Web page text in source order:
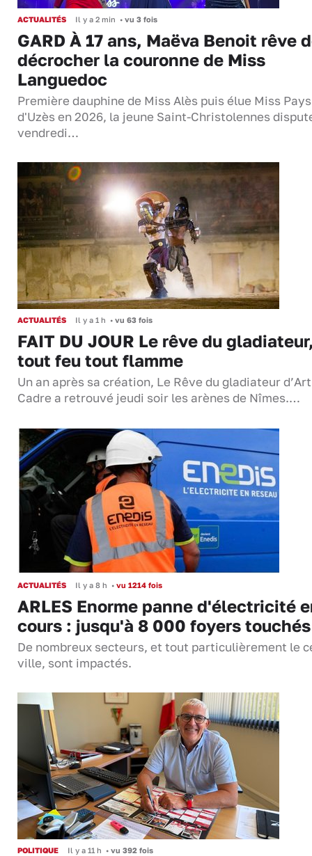
ACTUALITÉS Il y a 2 min • vu 3 fois
GARD À 17 ans, Maëva Benoit rêve
décrocher la couronne de Miss
Languedoc
Première dauphine de Miss Alès puis élue Miss Pays
d'Uzès en 2026, la jeune Saint-Christolennes
vendredi…
ACTUALITÉS Il y a 1 h • vu 63 fois
FAIT DU JOUR Le rêve du
tout feu tout flamme
Un an après sa création, Le Rêve du gladiateur
Cadre a retrouvé jeudi soir les arènes de Nîmes.…
ACTUALITÉS Il y a 8 h • vu 1214 fois
ARLES Enorme panne d'électricité
cours : jusqu'à 8 000 foyers touchés
De nombreux secteurs, et tout particulièrement le
ville, sont impactés.
POLITIQUE Il y a 11 h • vu 392 fois